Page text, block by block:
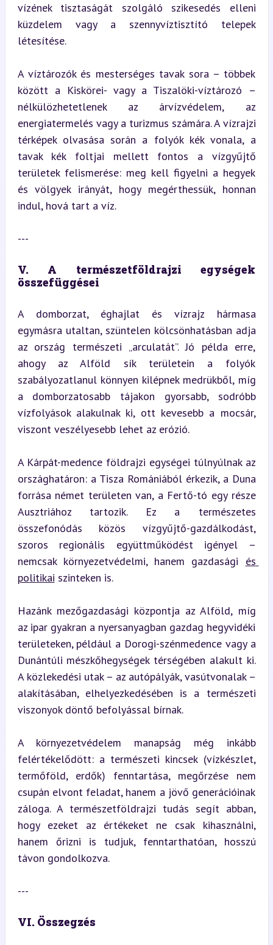
vízének tisztaságát szolgáló szikesedés elleni
küzdelem vagy a szennyvíztisztító telepek
létesítése.
A víztározók és mesterséges tavak sora – többek
között a Kiskörei- vagy a Tiszalöki-víztározó –
nélkülözhetetlenek az árvízvédelem, az
energiatermelés vagy a turizmus számára. A vízrajzi
térképek olvasása során a folyók kék vonala, a
tavak kék foltjai mellett fontos a vízgyűjtő
területek felismerése: meg kell figyelni a hegyek
és völgyek irányát, hogy megérthessük, honnan
indul, hová tart a víz.
---
V. A természetföldrajzi egységek
összefüggései
A domborzat, éghajlat és vízrajz hármasa
egymásra utaltan, szüntelen kölcsönhatásban adja
az ország természeti „arculatát”. Jó példa erre,
ahogy az Alföld sík területein a folyók
szabályozatlanul könnyen kilépnek medrükből, míg
a domborzatosabb tájakon gyorsabb, sodróbb
vízfolyások alakulnak ki, ott kevesebb a mocsár,
viszont veszélyesebb lehet az erózió.
A Kárpát-medence földrajzi egységei túlnyúlnak az
országhatáron: a Tisza Romániából érkezik, a Duna
forrása német területen van, a Fertő-tó egy része
Ausztriához tartozik. Ez a természetes
összefonódás közös vízgyűjtő-gazdálkodást,
szoros regionális együttműködést igényel –
nemcsak környezetvédelmi, hanem gazdasági és
politikai szinteken is.
Hazánk mezőgazdasági központja az Alföld, míg
az ipar gyakran a nyersanyagban gazdag hegyvidéki
területeken, például a Dorogi-szénmedence vagy a
Dunántúli mészkőhegységek térségében alakult ki.
A közlekedési utak – az autópályák, vasútvonalak –
alakításában, elhelyezkedésében is a természeti
viszonyok döntő befolyással bírnak.
A környezetvédelem manapság még inkább
felértékelődött: a természeti kincsek (vízkészlet,
termőföld, erdők) fenntartása, megőrzése nem
csupán elvont feladat, hanem a jövő generációinak
záloga. A természetföldrajzi tudás segít abban,
hogy ezeket az értékeket ne csak kihasználni,
hanem őrizni is tudjuk, fenntarthatóan, hosszú
távon gondolkozva.
---
VI. Összegzés